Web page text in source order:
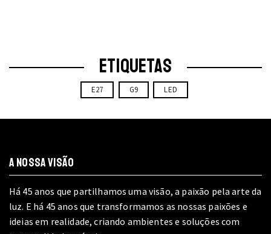
on
the
product
page
page
ETIQUETAS
E27 G9 LED
A NOSSA VISÃO
Há 45 anos que partilhamos uma visão, a paixão pela arte da
luz. E há 45 anos que transformamos as nossas paixões e
ideias em realidade, criando ambientes e soluções com